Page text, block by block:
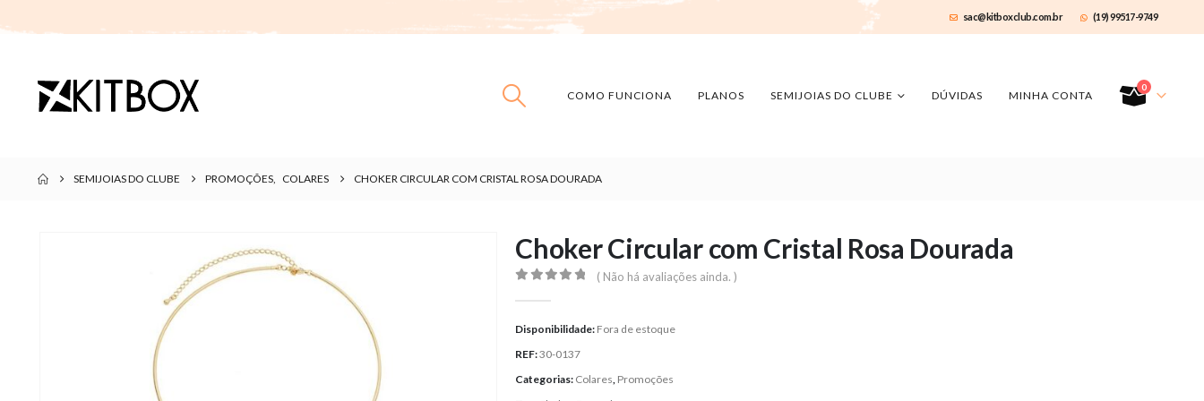
sac@kitboxclub.com.br (19) 99517-9749
COMO FUNCIONA PLANOS SEMIJOIAS DO CLUBE DÚVIDAS MINHA CONTA
0
SEMIJOIAS DO CLUBE PROMOÇÕES, COLARES CHOKER CIRCULAR COM CRISTAL ROSA DOURADA
Choker Circular com Cristal Rosa Dourada
( Não há avaliações ainda. )
Disponibilidade: Fora de estoque
REF:30-0137
Categorias: Colares Promoções